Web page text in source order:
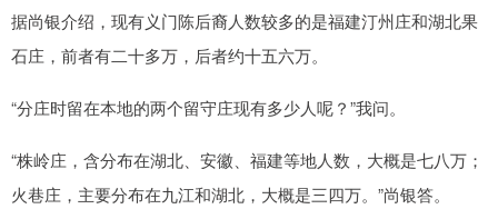
据尚银介绍，现有义门陈后裔人数较多的是福建汀州庄和湖北果
石庄，前者有二十多万，后者约十五六万。
“分庄时留在本地的两个留守庄现有多少人呢？”我问。
“株岭庄，含分布在湖北、安徽、福建等地人数，大概是七八万；
火巷庄，主要分布在九江和湖北，大概是三四万。”尚银答。